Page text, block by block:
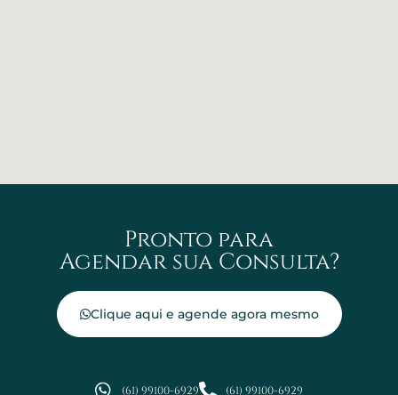
Pronto para
Agendar sua Consulta?
Clique aqui e agende agora mesmo
(61) 99100-6929 (61) 99100-6929